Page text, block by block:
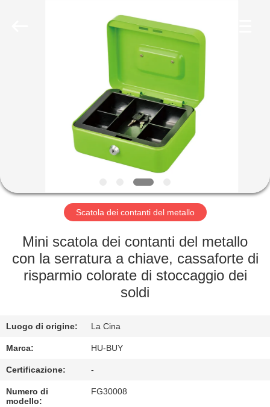
PRODOTTI
GIRO
FABBRICA
CONTROLLO
CONTATTICI
RICHIEDA
Scatola dei contanti del metallo
Mini scatola dei contanti del metallo
con la serratura a chiave, cassaforte di
risparmio colorate di stoccaggio dei
soldi
Luogo di origine: La Cina
Marca: HU-BUY
Certificazione: -
Numero di
modello:
FG30008